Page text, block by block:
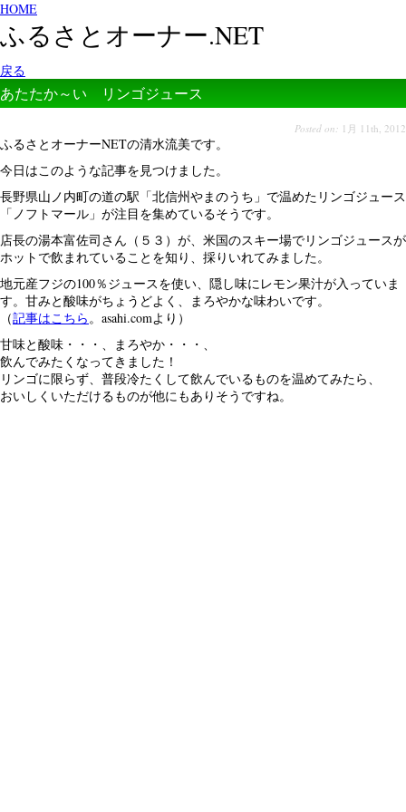
HOME
ふるさとオーナー.NET
戻る
あたたか～い リンゴジュース
Posted on: 1月 11th, 2012
ふるさとオーナーNETの清水流美です。
今日はこのような記事を見つけました。
長野県山ノ内町の道の駅「北信州やまのうち」で温めたリンゴジュース
「ノフトマール」が注目を集めているそうです。
店長の湯本富佐司さん（５３）が、米国のスキー場でリンゴジュースが
ホットで飲まれていることを知り、採りいれてみました。
地元産フジの100％ジュースを使い、隠し味にレモン果汁が入っていま
す。甘みと酸味がちょうどよく、まろやかな味わいです。
（記事はこちら。asahi.comより）
甘味と酸味・・・、まろやか・・・、
飲んでみたくなってきました！
リンゴに限らず、普段冷たくして飲んでいるものを温めてみたら、
おいしくいただけるものが他にもありそうですね。